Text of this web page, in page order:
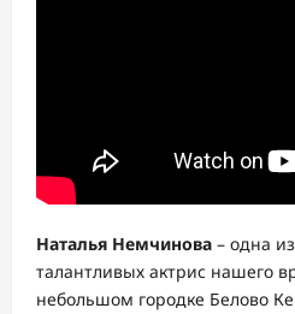
Наталья Немчинова – одна
талантливых актрис нашего
небольшом городке Белово